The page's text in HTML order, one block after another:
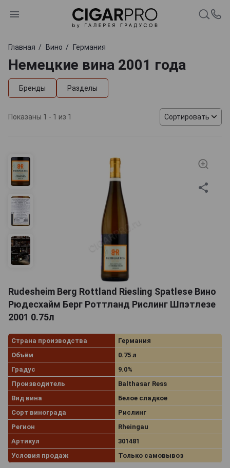
Главная Вино Германия
Немецкие вина 2001 года
Бренды Разделы
Показаны 1 - 1 из 1 Сортировать
Rudesheim Berg Rottland Riesling Spatlese Вино
Рюдесхайм Берг Роттланд Рислинг Шпэтлезе
2001 0.75л
Страна производства
Германия
Объём
0.75 л
Градус
9.0%
Производитель
Balthasar Ress
Вид вина
Белое сладкое
Сорт винограда
Рислинг
Регион
Rheingau
Артикул
301481
Условия продаж
Только самовывоз